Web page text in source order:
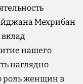
Мехрибан
нашего
наглядно
роль женщин в